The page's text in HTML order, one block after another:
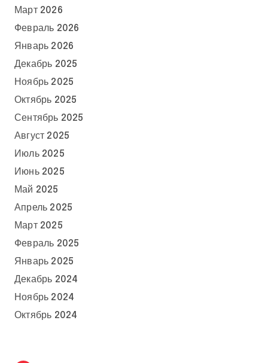
Март 2026
Февраль 2026
Январь 2026
Декабрь 2025
Ноябрь 2025
Октябрь 2025
Сентябрь 2025
Август 2025
Июль 2025
Июнь 2025
Май 2025
Апрель 2025
Март 2025
Февраль 2025
Январь 2025
Декабрь 2024
Ноябрь 2024
Октябрь 2024